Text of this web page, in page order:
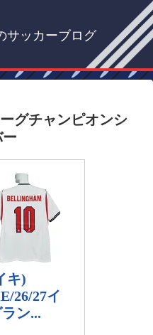
サッカーブログ
グチャンピオンシ